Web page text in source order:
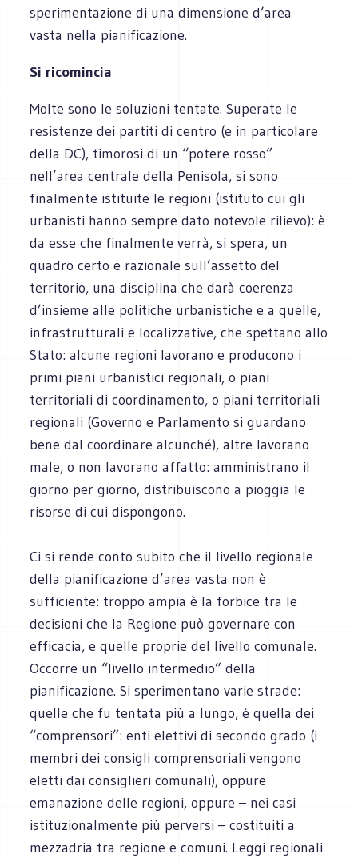
sperimentazione di una dimensione d’area
vasta nella pianificazione.
Si ricomincia
Molte sono le soluzioni tentate. Superate le
resistenze dei partiti di centro (e in particolare
della DC), timorosi di un “potere rosso”
nell’area centrale della Penisola, si sono
finalmente istituite le regioni (istituto cui gli
urbanisti hanno sempre dato notevole rilievo): è
da esse che finalmente verrà, si spera, un
quadro certo e razionale sull’assetto del
territorio, una disciplina che darà coerenza
d’insieme alle politiche urbanistiche e a quelle,
infrastrutturali e localizzative, che spettano allo
Stato: alcune regioni lavorano e producono i
primi piani urbanistici regionali, o piani
territoriali di coordinamento, o piani territoriali
regionali (Governo e Parlamento si guardano
bene dal coordinare alcunché), altre lavorano
male, o non lavorano affatto: amministrano il
giorno per giorno, distribuiscono a pioggia le
risorse di cui dispongono.
Ci si rende conto subito che il livello regionale
della pianificazione d’area vasta non è
sufficiente: troppo ampia è la forbice tra le
decisioni che la Regione può governare con
efficacia, e quelle proprie del livello comunale.
Occorre un “livello intermedio” della
pianificazione. Si sperimentano varie strade:
quelle che fu tentata più a lungo, è quella dei
“comprensori”: enti elettivi di secondo grado (i
membri dei consigli comprensoriali vengono
eletti dai consiglieri comunali), oppure
emanazione delle regioni, oppure – nei casi
istituzionalmente più perversi – costituiti a
mezzadria tra regione e comuni. Leggi regionali